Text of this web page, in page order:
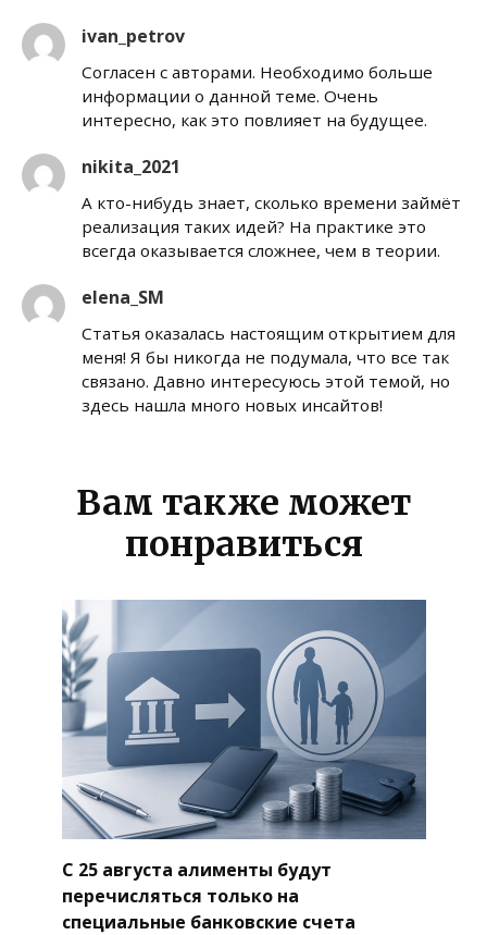
ivan_petrov
Согласен с авторами. Необходимо больше
информации о данной теме. Очень
интересно, как это повлияет на будущее.
nikita_2021
А кто-нибудь знает, сколько времени займёт
реализация таких идей? На практике это
всегда оказывается сложнее, чем в теории.
elena_SM
Статья оказалась настоящим открытием для
меня! Я бы никогда не подумала, что все так
связано. Давно интересуюсь этой темой, но
здесь нашла много новых инсайтов!
Вам также может
понравиться
С 25 августа алименты будут
перечисляться только на
специальные банковские счета